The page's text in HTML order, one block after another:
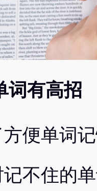
词有高招
便单词
不住的